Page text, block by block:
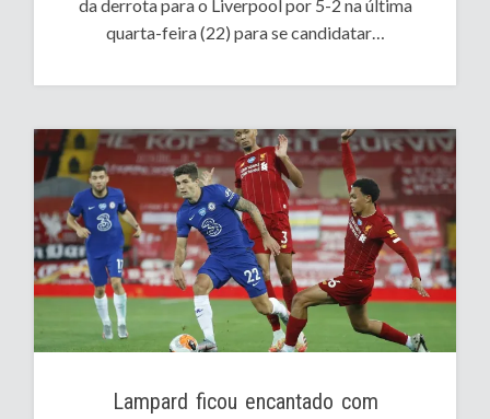
da derrota para o Liverpool por 5-2 na última
quarta-feira (22) para se candidatar…
Lampard ficou encantado com